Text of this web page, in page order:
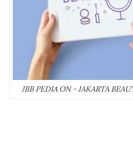
JBB PEDIA ON - JAKARTA